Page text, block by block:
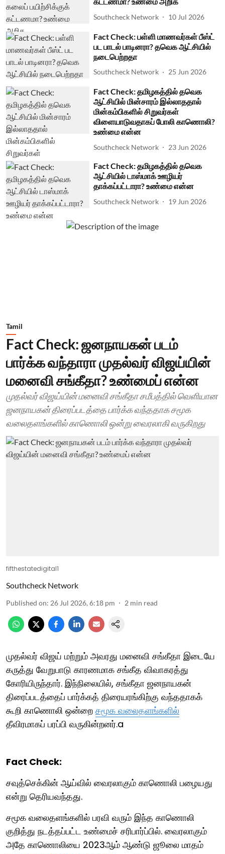
Southcheck Network 10 Jul 2026
Fact Check: பள்ளி மாணவர்கள் பீஸ்ட்
பட பாடல் பாடினரா? தவெக ஆட்சியில்
நடைபெற்றதா
Southcheck Network 25 Jun 2026
Fact Check: தமிழகத்தில் தவெக
ஆட்சியில் மின்சாரம் இல்லாததால்
மின்கம்பிகளில் சிறுவர்கள்
விளையாடுவதாகப் போலி காணொலி?
உண்மை என்ன
Southcheck Network 23 Jun 2026
Fact Check: தமிழகத்தில் தவெக
ஆட்சியில் டாஸ்மாக் ஊழியர்
தாக்கப்பட்டாரா? உண்மை என்ன
Southcheck Network 19 Jun 2026
Tamil
Fact Check: ஜனநாயகன் படம்
பார்க்க வந்தாரா முதல்வர் விஜய்யின்
மனைவி சங்கீதா? உண்மைப் என்ன
முதல்வர் விஜய்யின் மனைவி சங்கீதா சமீபத்தில் வெளியான
ஜனநாயகன் திரைப்படத்தை பார்க்க வந்ததாக சமூக
வலைதளங்களில் காணொலி ஒன்று வைரலாகி வருகிறது
fifthestatedigital1
Southcheck Network
Published on: 26 Jul 2026, 6:18 pm 2 min read
முதல்வர் விஜய் மற்றும் அவரது மனைவி சங்கீதா இடையே
கருத்து வேறுபாடு காரணமாக சங்கீத விவாகரத்து
கோரியிருந்தார். இந்நிலையில், சங்கீதா ஜனநாயகன்
திரைப்படத்தைப் பார்க்கத் திரையரங்கிற்கு வந்ததாகக்
கூறி காணொலி ஒன்றை சமூக வலைதளங்களில்
தீவிரமாகப் பரப்பி வருகின்றனர்.a
Fact Check:
சவுத்செக்கின் ஆய்வில் வைரலாகும் காணொலி பழையது
என்று தெரியவந்தது.
சமூக வலைதளங்களில் பரவி வரும் இந்த காணொலி
குறித்து நடத்தப்பட்ட உண்மைச் சரிபார்ப்பில். வைரலாகும்
அதே காணொலியை 2023ஆம் ஆண்டு ஜூலை மாதம்